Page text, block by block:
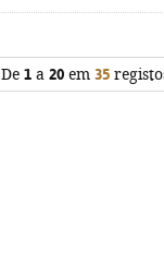
De 1a 20em 35